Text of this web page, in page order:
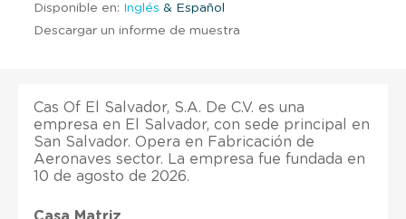
Disponible en: Inglés & Español
Descargar un informe de muestra
Cas Of El Salvador, S.A. De C.V. es una
empresa en El Salvador, con sede principal en
San Salvador. Opera en Fabricación de
Aeronaves sector. La empresa fue fundada en
10 de agosto de 2026.
Casa Matriz